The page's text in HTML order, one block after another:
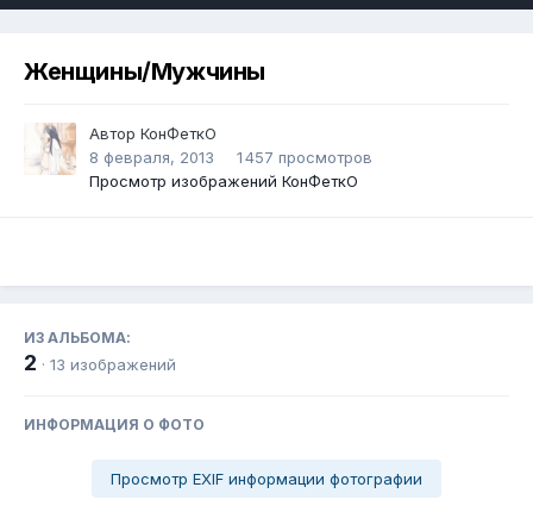
Женщины/Мужчины
Автор КонФеткО
8 февраля, 2013
1 457 просмотров
Просмотр изображений КонФеткО
ИЗ АЛЬБОМА:
2 · 13 изображений
ИНФОРМАЦИЯ О ФОТО
Просмотр EXIF информации фотографии